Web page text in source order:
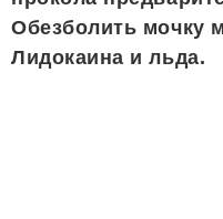
Обезболить мочку
Лидокаина и льда.